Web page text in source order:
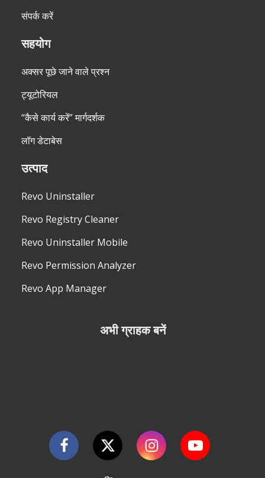
संपर्क करें
सहयोग
अक्सर पूछे जाने वाले प्रश्न
ट्यूटोरियल
“कैसे कार्य करें” मार्गदर्शक
लॉग डेटाबेस
उत्पाद
Revo Uninstaller
Revo Registry Cleaner
Revo Uninstaller Mobile
Revo Permission Analyzer
Revo App Manager
अभी ग्राहक बनें